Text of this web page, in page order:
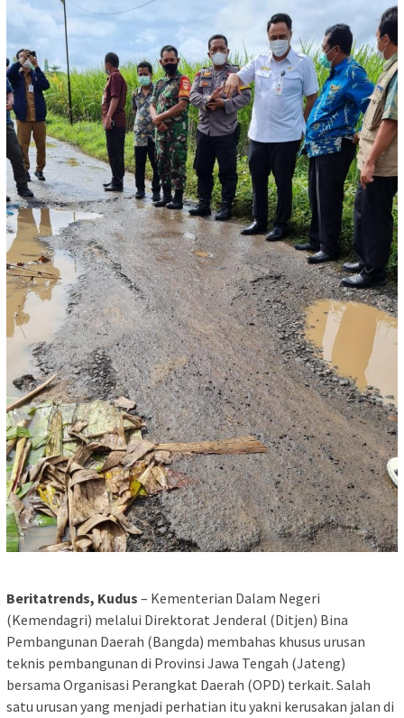
Beritatrends, Kudus – Kementerian Dalam Negeri
(Kemendagri) melalui Direktorat Jenderal (Ditjen) Bina
Pembangunan Daerah (Bangda) membahas khusus urusan
teknis pembangunan di Provinsi Jawa Tengah (Jateng)
bersama Organisasi Perangkat Daerah (OPD) terkait. Salah
satu urusan yang menjadi perhatian itu yakni kerusakan jalan di